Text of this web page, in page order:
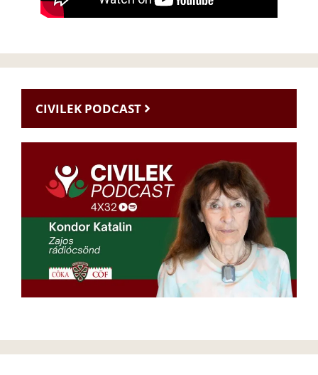
CIVILEK PODCAST